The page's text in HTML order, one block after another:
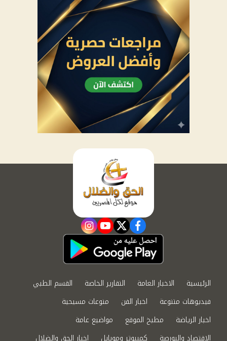
facebook
twitter
youtube
instagram
الرئيسية الاخبار العامة التقارير الخاصة
القسم الطبي
فيديوهات متنوعة
اخبار الفن
منوعات مسيحية
اخبار الرياضة
مطبخ الموقع
مواضيع عامة
الاقتصاد والبورصة
كمبيوتر وموبايل اخبار الحق والضلال